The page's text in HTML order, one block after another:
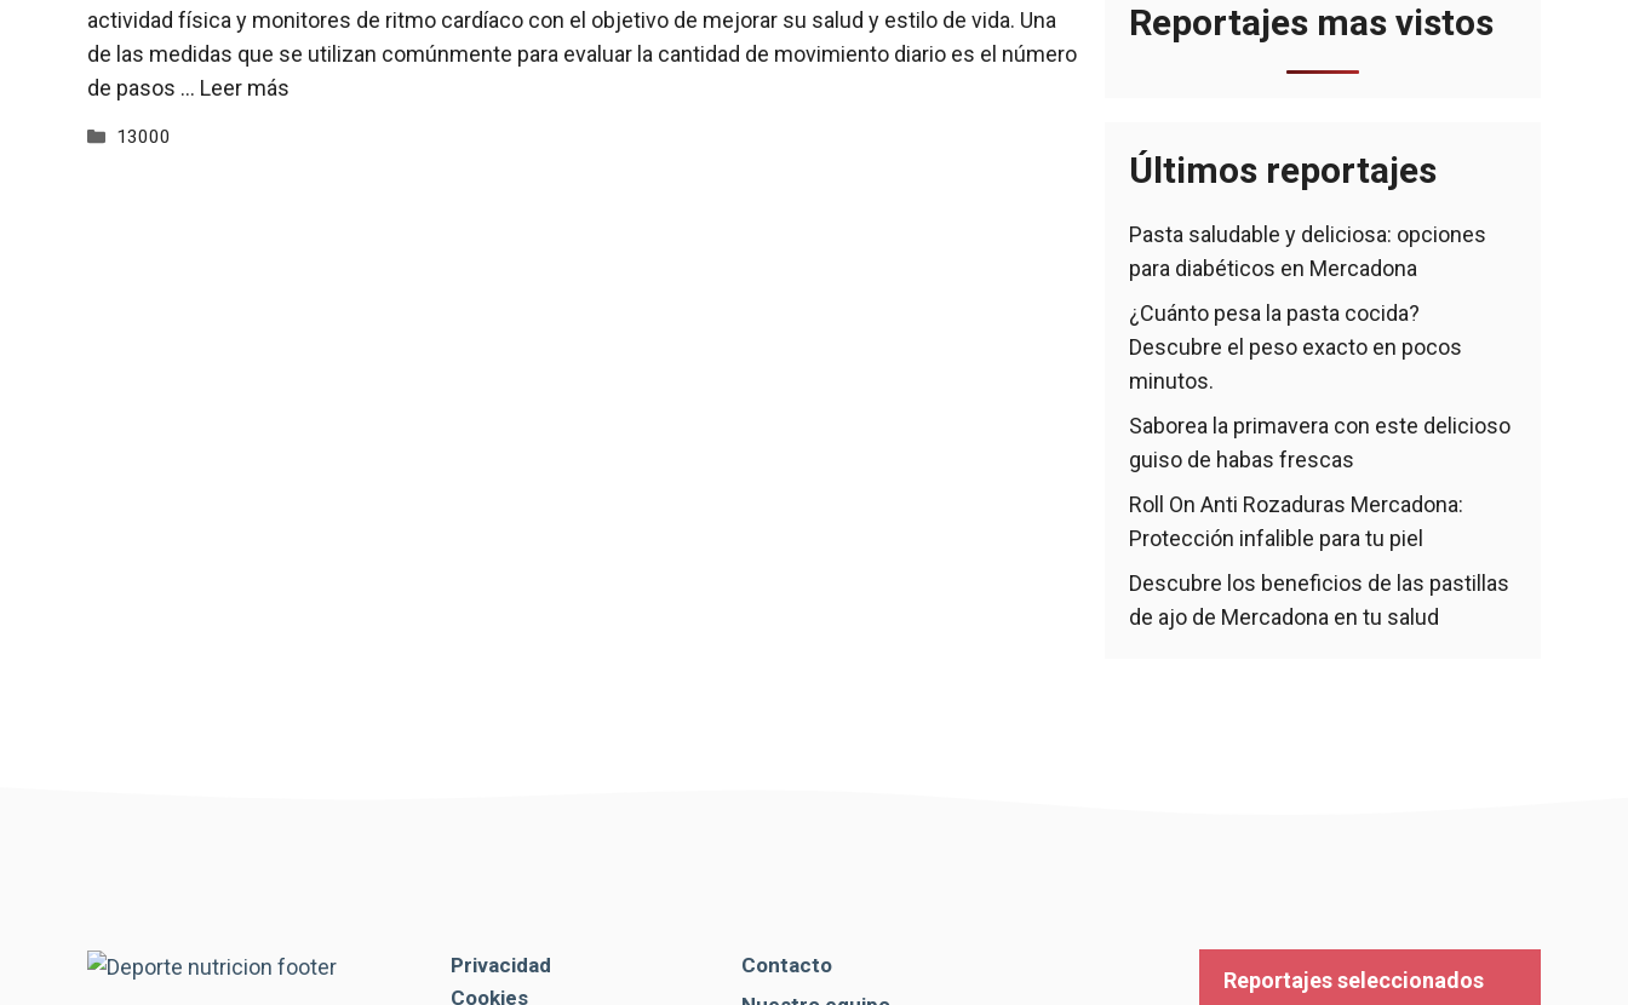
actividad física y monitores de ritmo cardíaco con el objetivo de mejorar su salud y estilo de vida. Una
de las medidas que se utilizan comúnmente para evaluar la cantidad de movimiento diario es el número
de pasos … Leer más
Categorías
13000
Reportajes mas vistos
Últimos reportajes
Pasta saludable y deliciosa: opciones
para diabéticos en Mercadona
¿Cuánto pesa la pasta cocida?
Descubre el peso exacto en pocos
minutos.
Saborea la primavera con este delicioso
guiso de habas frescas
Roll On Anti Rozaduras Mercadona:
Protección infalible para tu piel
Descubre los beneficios de las pastillas
de ajo de Mercadona en tu salud
Privacidad
Cookies
Contacto
Reportajes seleccionados